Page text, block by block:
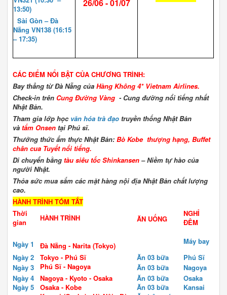
13:50)
Sài Gòn – Đà
Nẵng VN138 (16:15
– 17:35)
26/06 - 01/07
CÁC ĐIỂM NỔI BẬT CỦA CHƯƠNG TRÌNH:
Bay thẳng từ Đà Nẵng của Hàng Không 4* Vietnam Airlines.
Check-in trên Cung Đường Vàng - Cung đường nổi tiếng nhất
Nhật Bản.
Tham gia lớp học văn hóa trà đạo truyền thống Nhật Bản
và tắm Onsen tại Phú sĩ.
Thưởng thức ẩm thực Nhật Bản:Bò Kobe thượng hạng, Buffet
chân cua Tuyết nổi tiếng.
Di chuyển bằngtàu siêu tốc Shinkansen – Niềm tự hào của
người Nhật.
Thỏa sức mua sắm các mặt hàng nội địa Nhật Bản chất lượng
cao.
HÀNH TRÌNH TÓM TẮT
Thời
gian
HÀNH TRÌNH ĂN UỐNG
NGHỈ
ĐÊM
Ngày 1 Đà Nẵng - Narita (Tokyo)
Máy bay
Ngày 2
Tokyo - Phú Sĩ Ăn 03 bữa
Phú Sĩ
Ngày 3
Phú Sĩ - Nagoya Ăn 03 bữa
Nagoya
Ngày 4
Nagoya - Kyoto - Osaka Ăn 03 bữa
Osaka
Ngày 5
Osaka - Kobe Ăn 03 bữa
Kansai